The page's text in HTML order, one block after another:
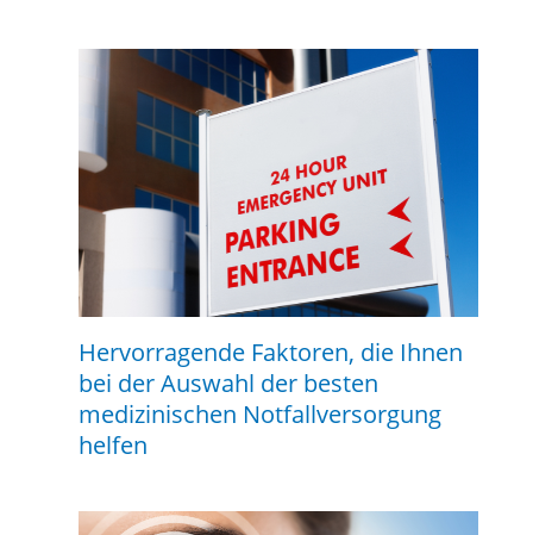
Hervorragende Faktoren, die Ihnen
bei der Auswahl der besten
medizinischen Notfallversorgung
helfen